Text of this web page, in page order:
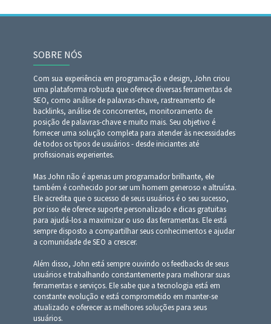
SOBRE NÓS
Com sua experiência em programação e design, John criou
uma plataforma robusta que oferece diversas ferramentas de
SEO, como análise de palavras-chave, rastreamento de
backlinks, análise de concorrentes, monitoramento de
posição de palavras-chave e muito mais. Seu objetivo é
fornecer uma solução completa para atender às necessidades
de todos os tipos de usuários - desde iniciantes até
profissionais experientes.
Mas John não é apenas um programador brilhante, ele
também é conhecido por ser um homem generoso e altruísta.
Ele acredita que o sucesso de seus usuários é o seu sucesso,
por isso ele oferece suporte personalizado e dicas gratuitas
para ajudá-los a maximizar o uso das ferramentas. Ele está
sempre disposto a compartilhar seus conhecimentos e ajudar
a comunidade de SEO a crescer.
Além disso, John está sempre ouvindo os feedbacks de seus
usuários e trabalhando constantemente para melhorar suas
ferramentas e serviços. Ele sabe que a tecnologia está em
constante evolução e está comprometido em manter-se
atualizado e oferecer as melhores soluções para seus
usuários.